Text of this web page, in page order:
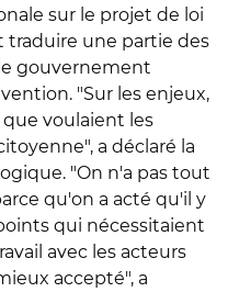
sur le projet de loi
traduire une partie des
gouvernement
"Sur les enjeux,
voulaient les
a déclaré la
"On n'a pas tout
qu'on a acté qu'il y
qui nécessitaient
avec les acteurs
accepté", a